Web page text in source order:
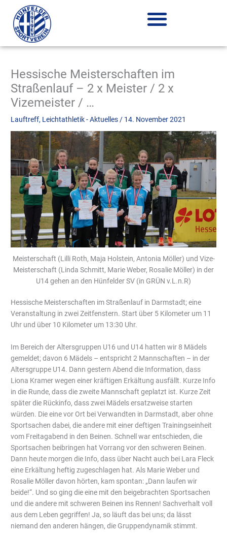
Inhalt
springen
Hessische Meisterschaften im
Straßenlauf – 2 x Meister / 2 x
Vizemeister / …
Lauftreff, Leichtathletik - Aktuelles / 14. November 2021
Meisterschaft (Lilli Roth, Maja Holstein, Antonia Möller) und Vize-
Meisterschaft (Linda Schmitt, Marie Weber, Rosalie Möller) in der
U14 gehen an den Hünfelder SV (in GRÜN v.L.n.R)
Hessische Meisterschaften im Straßenlauf in Darmstadt; eine
Veranstaltung in zwei Zeitfenstern. Start über 5 Kilometer um 11
Uhr und über 10 Kilometer um 13:30 Uhr.
Im Bereich der Altersgruppen U16 und U14 hatten wir 8 Mädels
gemeldet; davon 6 Mädels – entspricht 2 Mannschaften – in der
Altersgruppe U14. Dann gestern Abend die Information, dass
Liona Kramer wegen einer kräftigen Erkältung ausfällt. Kurze Info
in die Runde, dass die zweite Mannschaft geplatzt ist. Kurze Zeit
später die Rückinfo, dass zwei Mädels ersatzweise starten
würden. Die eine vor Ort bei Verwandten in Darmstadt, aber ohne
Sportsachen dabei, die andere mit einer deftigen Trainingseinheit
vom Freitagabend in den Beinen. Schnell war entschieden, die
Sportsachen beibringen hat Vorrang vor den schweren Beinen.
Dann heute morgen die Info, dass über Nacht auch bei Lara Fleck
eine Erkältung heftig zugeschlagen hat. Als Marie Weber und
Rosalie Möller davon hörten, kam spontan: „Dann laufen wir
beide!“. Und so ging die eine mit den beigebrachten Sportsachen
und die andere mit schweren Beinen ins Rennen! Sachverhalt voll
aus dem Leben gegriffen! Ja, so läuft das bei uns; da lässt
niemand den anderen hängen, die Gruppendynamik stimmt.